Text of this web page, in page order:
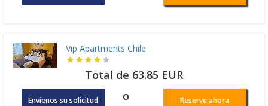
Vip Apartments Chile
Total de 63.85 EUR
Envíenos su solicitud o Reserve ahora